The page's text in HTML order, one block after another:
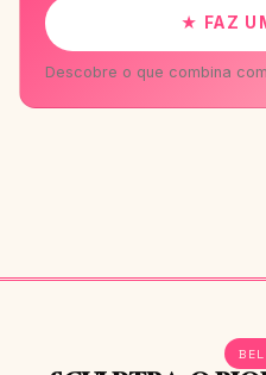
★ FAZ
Descobre o que combina